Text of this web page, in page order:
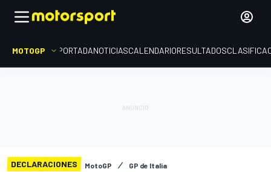
MOTOGP PORTADANOTICIASCALENDARIORESULTADOS
DECLARACIONES MotoGP GP de Italia